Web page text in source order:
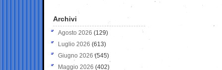
Archivi
Agosto 2026 (129)
Luglio 2026 (613)
Giugno 2026 (545)
Maggio 2026 (402)